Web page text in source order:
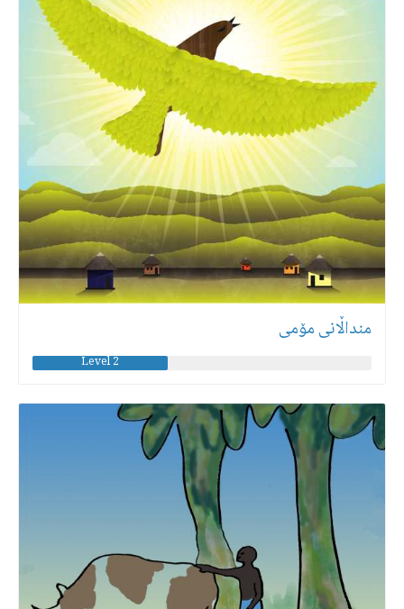
منداڵانی مۆمی
Level 2